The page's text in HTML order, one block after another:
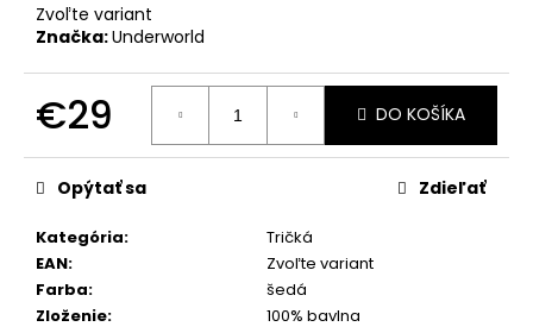
Zvoľte variant
Značka:Underworld
€29
cena:
DO KOŠÍKA
Kategória:
Tričká
EAN:
Zvoľte variant
Farba:
šedá
Zloženie: 100% bavlna
Opýtať sa Zdieľať